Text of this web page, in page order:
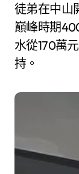
徒弟在中山
巔峰時期
水從170萬
持。